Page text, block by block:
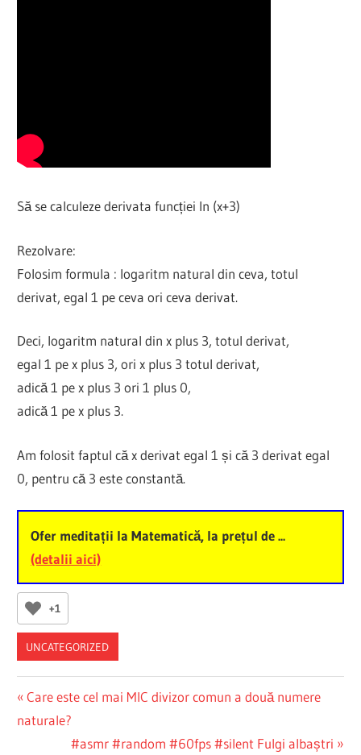
Să se calculeze derivata funcției ln (x+3)
Rezolvare:
Folosim formula : logaritm natural din ceva, totul
derivat, egal 1 pe ceva ori ceva derivat.
Deci, logaritm natural din x plus 3, totul derivat,
egal 1 pe x plus 3, ori x plus 3 totul derivat,
adică 1 pe x plus 3 ori 1 plus 0,
adică 1 pe x plus 3.
Am folosit faptul că x derivat egal 1 și că 3 derivat egal
0, pentru că 3 este constantă.
Ofer meditații la Matematică, la prețul de ...
(detalii aici)
+1
UNCATEGORIZED
Post
navigation
Previous
Post:
Care este cel mai MIC divizor comun a două numere
naturale?
Next
#asmr #random #60fps #silent Fulgi albaștri